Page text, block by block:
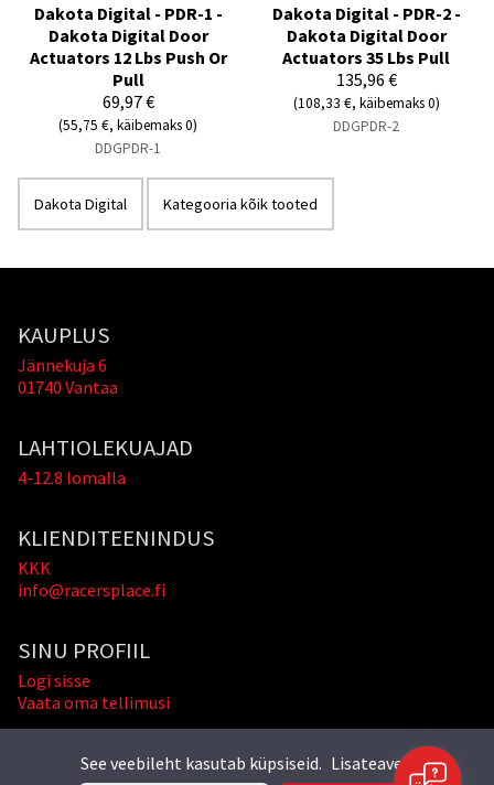
Dakota Digital - PDR-1 -
Dakota Digital Door
Actuators 12 Lbs Push Or
Pull
69,97 €
(55,75 €, käibemaks 0)
DDGPDR-1
Dakota Digital - PDR-2 -
Dakota Digital Door
Actuators 35 Lbs Pull
135,96 €
(108,33 €, käibemaks 0)
DDGPDR-2
Dakota Digital Kategooria kõik tooted
KAUPLUS
Jännekuja 6
01740 Vantaa
LAHTIOLEKUAJAD
4-12.8 lomalla
KLIENDITEENINDUS
KKK
info@racersplace.fi
SINU PROFIIL
Logi sisse
Vaata oma tellimusi
See veebileht kasutab küpsiseid. Lisateave »